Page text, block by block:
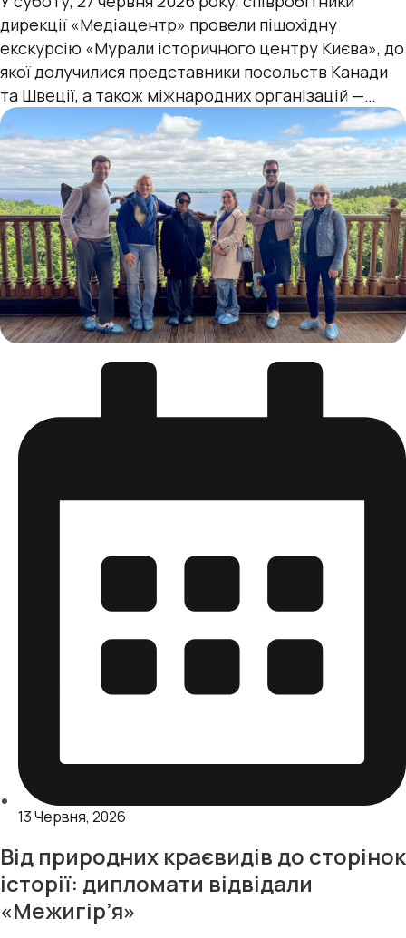
дирекції «Медіацентр» провели пішохідну
екскурсію «Мурали історичного центру Києва», до
якої долучилися представники посольств Канади
та Швеції, а також міжнародних організацій —
УВКБ
13 Червня, 2026
Від природних краєвидів до сторінок
історії: дипломати відвідали
«Межигір’я»